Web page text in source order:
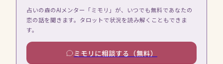
占いの森のAIメンター「ミモリ」が、いつでも無料であなたの
恋の話を聞きます。タロットで状況を読み解くこともできま
す。
ミモリに相談する（無料）